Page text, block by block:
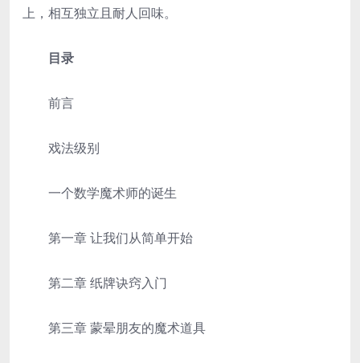
上，相互独立且耐人回味。
目录
前言
戏法级别
一个数学魔术师的诞生
第一章 让我们从简单开始
第二章 纸牌诀窍入门
第三章 蒙晕朋友的魔术道具